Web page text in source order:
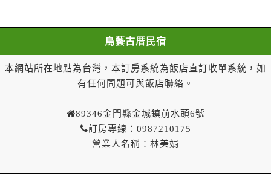
第七條（甲方解約時定金之退還）
準返還已繳之定金金額：
一、甲方解約通知於預定住宿日前第十四日以前到達
二、甲方解約通知於預定住宿日前第十日至第十三日到
達者，得請求乙方退還已付定金百分之七十。
三、甲方解約通知於預定住宿日前第七日至第九日到達
四、甲方解約通知於預定住宿日前第四日至第六日到達
鳥藝古厝民宿
本網站所在地點為台灣，本訂房系統為飯店直訂收單系統，如
有任何問題可與飯店聯絡。
89346金門縣金城鎮前水頭6號
訂房專線：0987210175
營業人名稱：林美娟